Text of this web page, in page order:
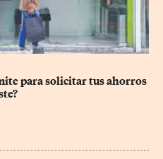
para solicitar tus ahorros